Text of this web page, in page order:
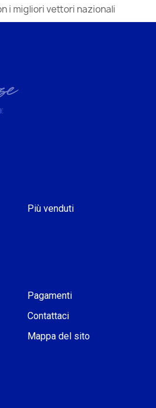
i migliori vettori nazionali
Più venduti
Pagamenti
Contattaci
Mappa del sito